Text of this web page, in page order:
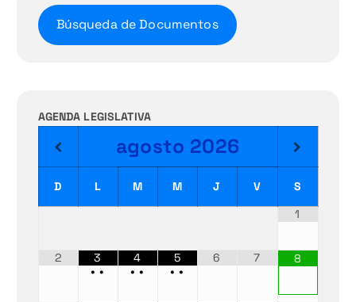
Búsqueda de Documentos
AGENDA LEGISLATIVA
agosto 2026
D L M M J V
S
1
2
3
••
4
••
5
••
6 7 8